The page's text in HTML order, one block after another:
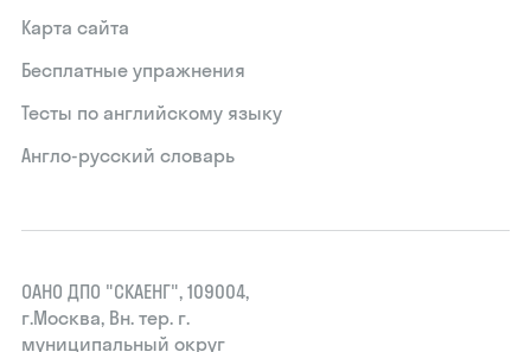
Карта сайта
Бесплатные упражнения
Тесты по английскому языку
Англо-русский словарь
ОАНО ДПО "СКАЕНГ", 109004,
г.Москва, Вн. тер. г.
муниципальный округ